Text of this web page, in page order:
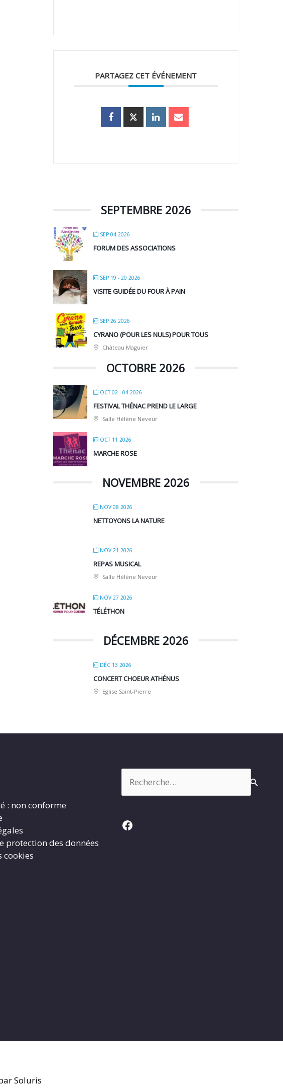
PARTAGEZ CET ÉVÉNEMENT
SEPTEMBRE 2026
SEP 04 2026
FORUM DES ASSOCIATIONS
SEP 19 - 20 2026
VISITE GUIDÉE DU FOUR À PAIN
SEP 26 2026
CYRANO (POUR LES NULS) POUR TOUS
Château Maguier
OCTOBRE 2026
OCT 02 - 04 2026
FESTIVAL THÉNAC PREND LE LARGE
Salle Hélène Neveur
OCT 11 2026
MARCHE ROSE
NOVEMBRE 2026
NOV 08 2026
NETTOYONS LA NATURE
NOV 21 2026
REPAS MUSICAL
Salle Hélène Neveur
NOV 27 2026
TÉLÉTHON
DÉCEMBRE 2026
DÉC 13 2026
CONCERT CHOEUR ATHÉNUS
Eglise Saint-Pierre
: non conforme
protection des données
cookies
Facebook
Soluris